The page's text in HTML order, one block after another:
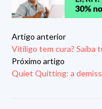
Artigo anterior
Vitiligo tem cura? Saiba
Próximo artigo
Quiet Quitting: a